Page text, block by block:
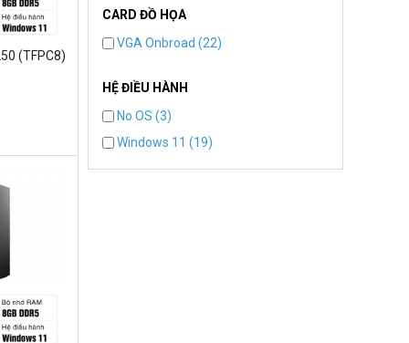
CARD ĐỒ HỌA
VGA Onbroad (22)
HỆ ĐIỀU HÀNH
No OS (3)
Windows 11 (19)
(TFPC8)